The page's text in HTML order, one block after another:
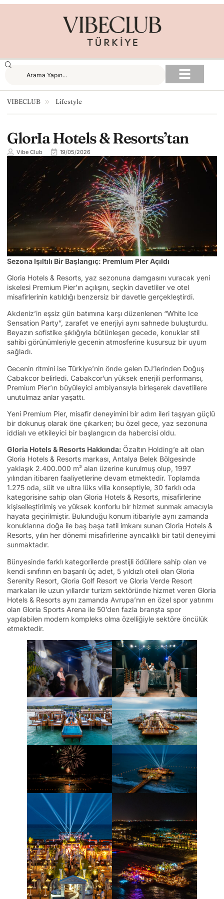
VIBECLUB Lifestyle
GlorIa Hotels & Resorts’tan
Vibe Club 19/05/2026
Sezona Işıltılı Bir Başlangıç: PremIum PIer Açıldı
Gloria Hotels & Resorts, yaz sezonuna damgasını vuracak yeni
iskelesi Premium Pier’ın açılışını, seçkin davetliler ve otel
misafirlerinin katıldığı benzersiz bir davetle gerçekleştirdi.
Akdeniz’in eşsiz gün batımına karşı düzenlenen “White Ice
Sensation Party”, zarafet ve enerjiyi aynı sahnede buluşturdu.
Beyazın sofistike şıklığıyla bütünleşen gecede, konuklar stil
sahibi görünümleriyle gecenin atmosferine kusursuz bir uyum
sağladı.
Gecenin ritmini ise Türkiye’nin önde gelen DJ’lerinden Doğuş
Cabakcor belirledi. Cabakcor’un yüksek enerjili performansı,
Premium Pier’ın büyüleyici ambiyansıyla birleşerek davetlilere
unutulmaz anlar yaşattı.
Yeni Premium Pier, misafir deneyimini bir adım ileri taşıyan güçlü
bir dokunuş olarak öne çıkarken; bu özel gece, yaz sezonuna
iddialı ve etkileyici bir başlangıcın da habercisi oldu.
Gloria Hotels & Resorts Hakkında: Özaltın Holding’e ait olan
Gloria Hotels & Resorts markası, Antalya Belek Bölgesinde
yaklaşık 2.400.000 m² alan üzerine kurulmuş olup, 1997
yılından itibaren faaliyetlerine devam etmektedir. Toplamda
1.275 oda, süit ve ultra lüks villa konseptiyle, 30 farklı oda
kategorisine sahip olan Gloria Hotels & Resorts, misafirlerine
kişiselleştirilmiş ve yüksek konforlu bir hizmet sunmak amacıyla
hayata geçirilmiştir. Bulunduğu konum itibariyle aynı zamanda
konuklarına doğa ile baş başa tatil imkanı sunan Gloria Hotels &
Resorts, yılın her dönemi misafirlerine ayrıcalıklı bir tatil deneyimi
sunmaktadır.
Bünyesinde farklı kategorilerde prestijli ödüllere sahip olan ve
kendi sınıfının en başarılı üç adet, 5 yıldızlı oteli olan Gloria
Serenity Resort, Gloria Golf Resort ve Gloria Verde Resort
markaları ile uzun yıllardır turizm sektöründe hizmet veren Gloria
Hotels & Resorts aynı zamanda Avrupa’nın en özel spor yatırımı
olan Gloria Sports Arena ile 50’den fazla branşta spor
yapılabilen modern kompleks olma özelliğiyle sektöre öncülük
etmektedir.